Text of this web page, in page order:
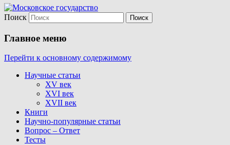
Поиск
Главное меню
Перейти к основному содержимому
Научные статьи
XV век
XVI век
XVII век
Книги
Научно-популярные статьи
Вопрос – Ответ
Тесты